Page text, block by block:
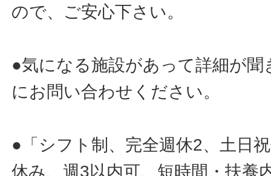
ので、ご安心下さい。
●気になる施設があって詳細が
にお問い合わせください。
●「シフト制、完全週休2、土日
休み、週3以内可、短時間・扶養